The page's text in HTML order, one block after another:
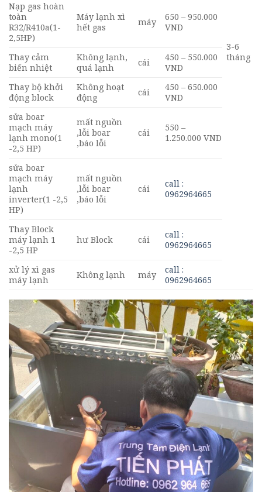
3-6
tháng
Nạp gas hoàn
toàn
R32/R410a(1-
2,5HP)
Máy lạnh xì
hết gas
máy
650 – 950.000
VND
Thay cảm
biến nhiệt
Không lạnh,
quá lạnh
cái
450 – 550.000
VND
Thay bộ khởi
động block
Không hoạt
động
cái
450 – 650.000
VND
sửa boar
mạch máy
lạnh mono(1
-2,5 HP)
mất nguồn
,lỗi boar
,báo lỗi
cái
550 –
1.250.000 VND
sửa boar
mạch máy
lạnh
inverter(1 -2,5
HP)
mất nguồn
,lỗi boar
,báo lỗi
cái
call :
0962964665
Thay Block
máy lạnh 1
-2,5 HP
hư Block cái
call :
0962964665
xử lý xì gas
máy lạnh
Không lạnh máy
call :
0962964665